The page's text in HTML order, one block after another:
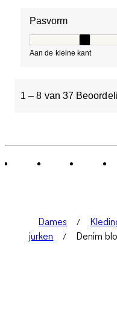
Pasvorm
Aan de kleine kant
1 – 8 van 37
Dames
jurken
Denim